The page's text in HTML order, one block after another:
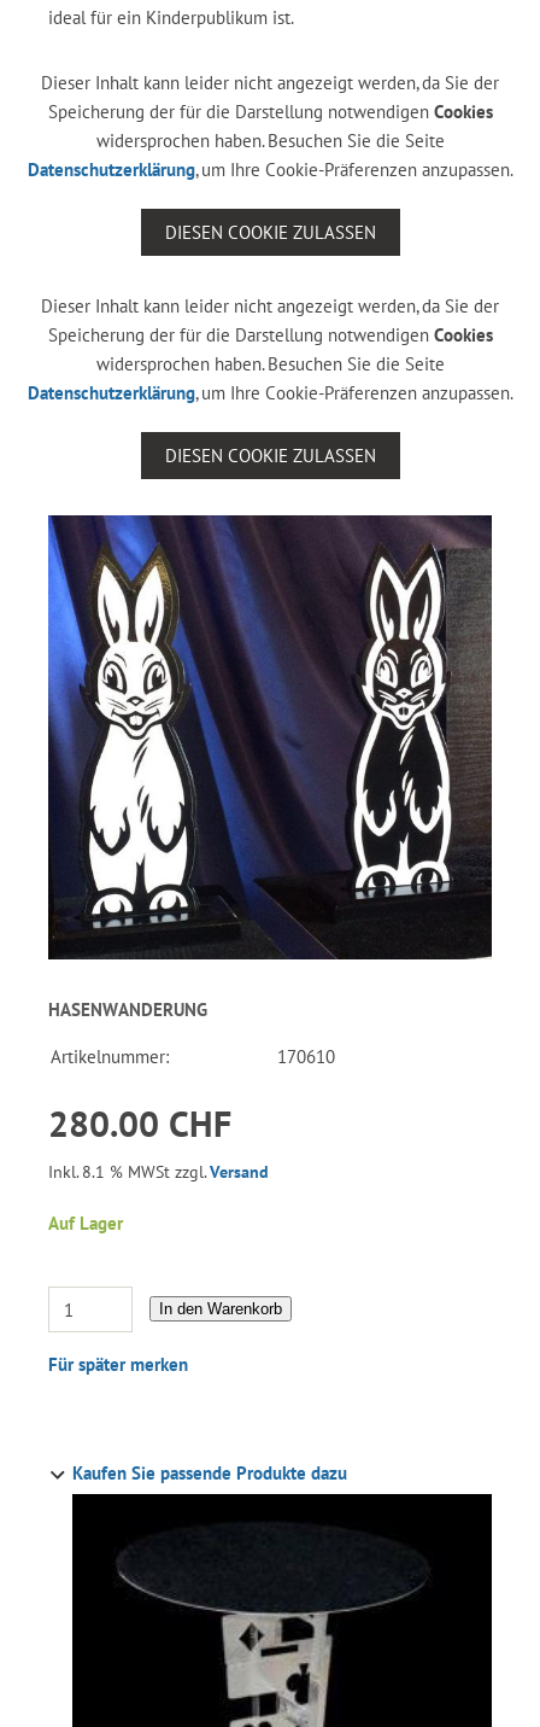
ideal für ein Kinderpublikum ist.
Dieser Inhalt kann leider nicht angezeigt werden, da Sie der
Speicherung der für die Darstellung notwendigen Cookies
widersprochen haben. Besuchen Sie die Seite
Datenschutzerklärung, um Ihre Cookie-Präferenzen anzupassen.
DIESEN COOKIE ZULASSEN
Dieser Inhalt kann leider nicht angezeigt werden, da Sie der
Speicherung der für die Darstellung notwendigen Cookies
widersprochen haben. Besuchen Sie die Seite
Datenschutzerklärung, um Ihre Cookie-Präferenzen anzupassen.
DIESEN COOKIE ZULASSEN
HASENWANDERUNG
Artikelnummer: 170610
280.00 CHF
Inkl. 8.1 % MWSt zzgl.Versand
Auf Lager
In den Warenkorb
Für später merken
Kaufen Sie passende Produkte dazu